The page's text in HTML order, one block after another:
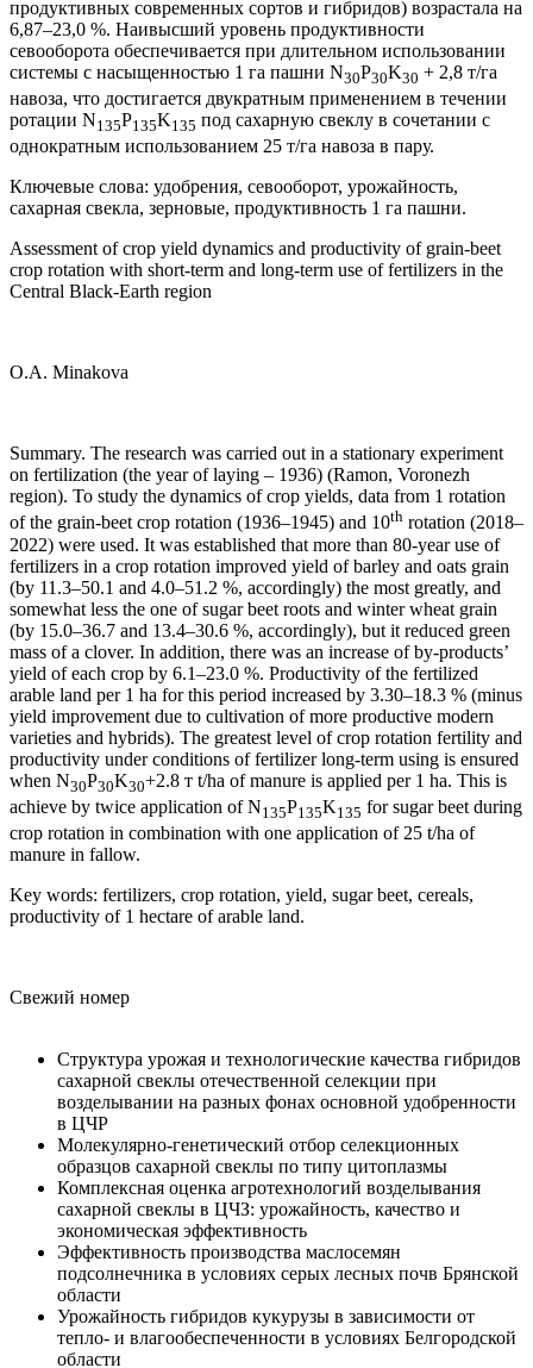
продуктивных современных сортов и гибридов) возрастала на
6,87–23,0 %. Наивысший уровень продуктивности
севооборота обеспечивается при длительном использовании
системы с насыщенностью 1 га пашни N30P30K30 + 2,8 т/га
навоза, что достигается двукратным применением в течении
ротации N135P135K135 под сахарную свеклу в сочетании с
однократным использованием 25 т/га навоза в пару.
Ключевые слова: удобрения, севооборот, урожайность,
сахарная свекла, зерновые, продуктивность 1 га пашни.
Assessment of crop yield dynamics and productivity of grain-beet
crop rotation with short-term and long-term use of fertilizers in the
Central Black-Earth region
O.A. Minakova
Summary. The research was carried out in a stationary experiment
on fertilization (the year of laying – 1936) (Ramon, Voronezh
region). To study the dynamics of crop yields, data from 1 rotation
of the grain-beet crop rotation (1936–1945) and 10th rotation (2018–
2022) were used. It was established that more than 80-year use of
fertilizers in a crop rotation improved yield of barley and oats grain
(by 11.3–50.1 and 4.0–51.2 %, accordingly) the most greatly, and
somewhat less the one of sugar beet roots and winter wheat grain
(by 15.0–36.7 and 13.4–30.6 %, accordingly), but it reduced green
mass of a clover. In addition, there was an increase of by-products’
yield of each crop by 6.1–23.0 %. Productivity of the fertilized
arable land per 1 ha for this period increased by 3.30–18.3 % (minus
yield improvement due to cultivation of more productive modern
varieties and hybrids). The greatest level of crop rotation fertility and
productivity under conditions of fertilizer long-term using is ensured
when N30P30K30+2.8 т t/ha of manure is applied per 1 ha. This is
achieve by twice application of N135P135K135 for sugar beet during
crop rotation in combination with one application of 25 t/ha of
manure in fallow.
Key words: fertilizers, crop rotation, yield, sugar beet, cereals,
productivity of 1 hectare of arable land.
Свежий номер
Структура урожая и технологические качества гибридов
сахарной свеклы отечественной селекции при
возделывании на разных фонах основной удобренности
в ЦЧР
Молекулярно-генетический отбор селекционных
образцов сахарной свеклы по типу цитоплазмы
Комплексная оценка агротехнологий возделывания
сахарной свеклы в ЦЧЗ: урожайность, качество и
экономическая эффективность
Эффективность производства маслосемян
подсолнечника в условиях серых лесных почв Брянской
области
Урожайность гибридов кукурузы в зависимости от
тепло- и влагообеспеченности в условиях Белгородской
области